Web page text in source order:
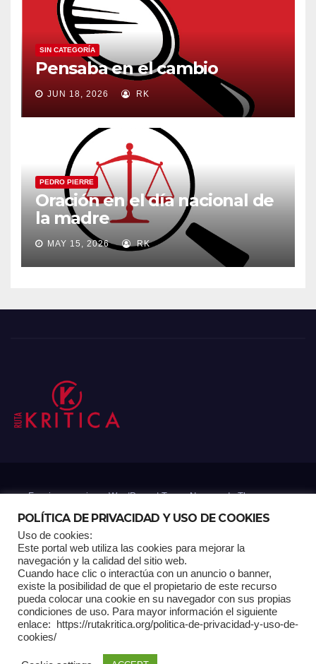
SIN CATEGORÍA
Pensaba en el cambio
JUN 18, 2026 RK
PEDRO PIERRE
Oración en el día nacional de
la madre
MAY 15, 2026 RK
Funciona gracias a WordPress|Tema: Newsup deThemeansar
Home Análisis Carrito RK Contactos Documental Gracias !
Multimedia Página de ejemplo Pagina Principal Pago
POLÍTICA DE PRIVACIDAD Y USO DE COOKIES
Uso de cookies:
Este portal web utiliza las cookies para mejorar la
navegación y la calidad del sitio web.
Cuando hace clic o interactúa con un anuncio o banner,
existe la posibilidad de que el propietario de este recurso
pueda colocar una cookie en su navegador con sus propias
condiciones de uso. Para mayor información el siguiente
enlace: https://rutakritica.org/politica-de-privacidad-y-uso-de-
cookies/